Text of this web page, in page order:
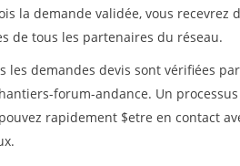
la demande validée, vous
de tous les partenaires du réseau.
les demandes devis sont vérifiées
forum-andance. Un
rapidement $etre en contact